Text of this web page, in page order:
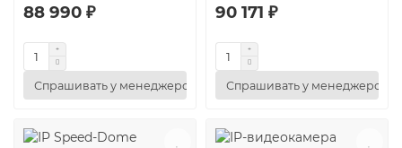
88 990 ₽
Спрашивать у менеджеров
90 171 ₽
Спрашивать у менеджеров